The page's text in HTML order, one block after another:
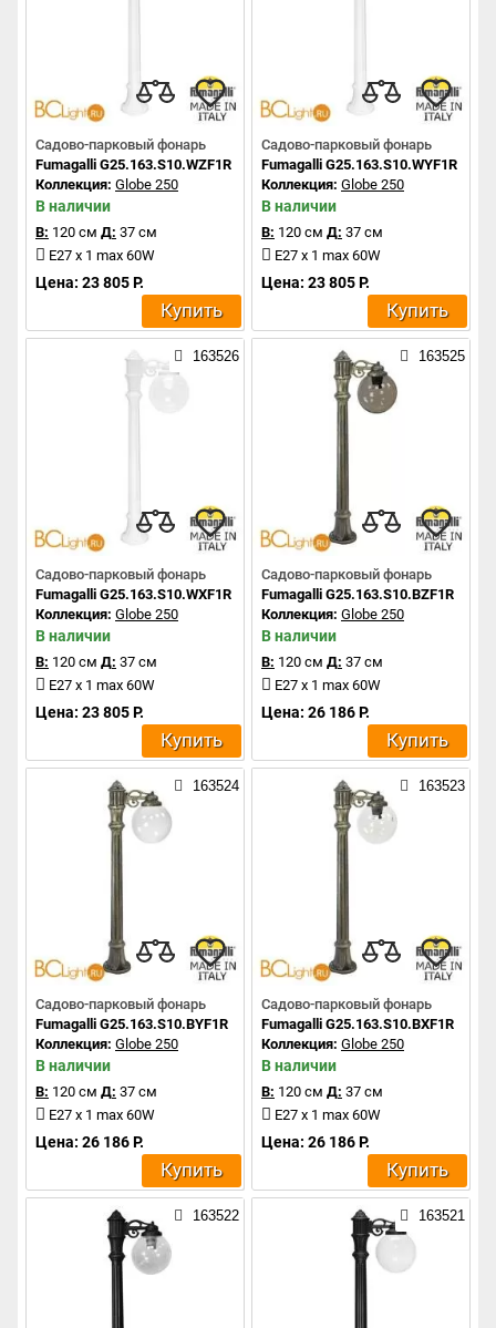
Садово-парковый фонарь
Fumagalli G25.163.S10.WZF1R
Коллекция: Globe 250
В наличии
В: 120 см Д: 37 см
E27 x 1 max 60W
Цена: 23 805 Р.
Купить
Садово-парковый фонарь
Fumagalli G25.163.S10.WYF1R
Коллекция: Globe 250
В наличии
В: 120 см Д: 37 см
E27 x 1 max 60W
Цена: 23 805 Р.
Купить
163526
Садово-парковый фонарь
Fumagalli G25.163.S10.WXF1R
Коллекция: Globe 250
В наличии
В: 120 см Д: 37 см
E27 x 1 max 60W
Цена: 23 805 Р.
Купить
163525
Садово-парковый фонарь
Fumagalli G25.163.S10.BZF1R
Коллекция: Globe 250
В наличии
В: 120 см Д: 37 см
E27 x 1 max 60W
Цена: 26 186 Р.
Купить
163524
Садово-парковый фонарь
Fumagalli G25.163.S10.BYF1R
Коллекция: Globe 250
В наличии
В: 120 см Д: 37 см
E27 x 1 max 60W
Цена: 26 186 Р.
Купить
163523
Садово-парковый фонарь
Fumagalli G25.163.S10.BXF1R
Коллекция: Globe 250
В наличии
В: 120 см Д: 37 см
E27 x 1 max 60W
Цена: 26 186 Р.
Купить
163522 163521